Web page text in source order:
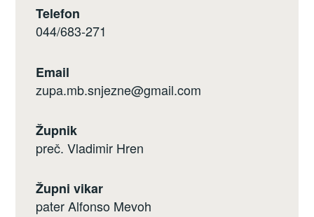
Telefon
044/683-271
Email
zupa.mb.snjezne@gmail.com
Župnik
preč. Vladimir Hren
Župni vikar
pater Alfonso Mevoh